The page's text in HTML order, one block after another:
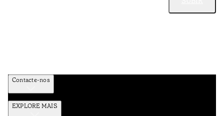
Contacte-nos
EXPLORE MAIS